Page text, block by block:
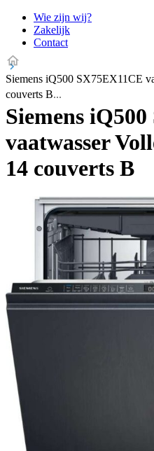
Wie zijn wij?
Zakelijk
Contact
Siemens iQ500 SX75EX11CE
couverts B
Siemens
vaatwasser
14 couverts B